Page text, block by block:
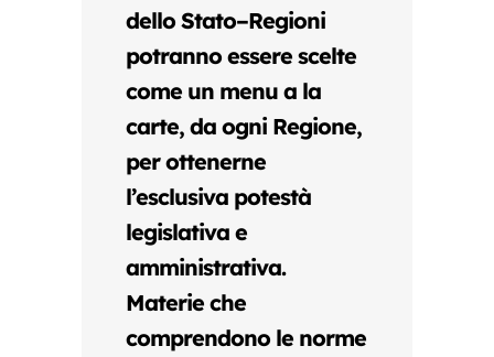
dello Stato–Regioni
potranno essere scelte
come un menu a la
carte, da ogni Regione,
per ottenerne
l’esclusiva potestà
legislativa e
amministrativa.
Materie che
comprendono le norme